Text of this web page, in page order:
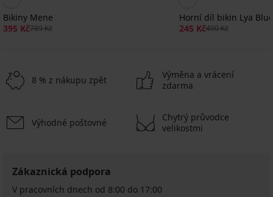
Bikiny Mene
395 Kč789 Kč
Horní díl bikin Lya
245 Kč490 Kč
8 % z nákupu zpět
Výměna a vrácení
zdarma
Výhodné poštovné
Chytrý průvodce
velikostmi
Zákaznická podpora
V pracovních dnech od 8:00 do 17:00